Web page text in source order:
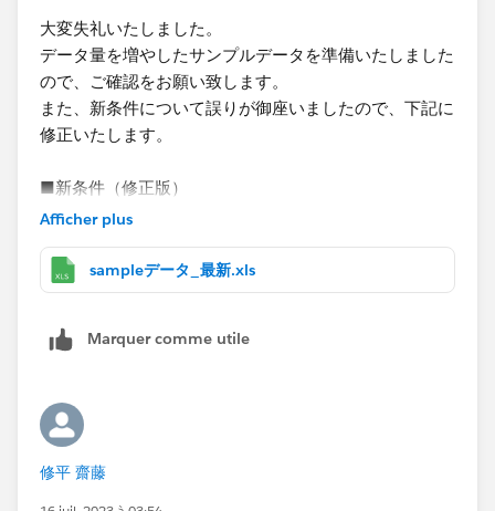
す。
大変失礼いたしました。
データ量を増やしたサンプルデータを準備いたしました
ので、ご確認をお願い致します。
また、新条件について誤りが御座いましたので、下記に
修正いたします。
■新条件（修正版）
・「時刻」、「階数/区画」（5階および6階は「大会議
「操作区分」、「学生ID」を使用して、学生ごとの入退
出情報を集計し、時系列（1時間毎）で各階の在室人数
・対象とするデータは「階数/区画」が5階および6階は
※準備室出入口は複数存在するが、区別せず同一のもの
として扱う。
・入退室がセットになっていないデータについては、可
能であればセットのものとは別で入室のみ、退出のみの
件数が分かる様になると大変有難いです。
Afficher plus
sampleデータ_最新.xls
Marquer comme utile
修平 齋藤